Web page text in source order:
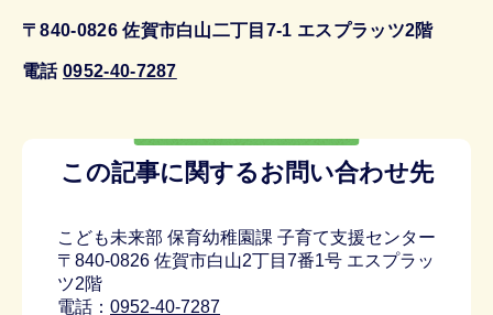
〒840-0826 佐賀市白山二丁目7-1 エスプラッツ2階
電話 0952-40-7287
この記事に関するお問い合わせ先
こども未来部 保育幼稚園課 子育て支援センター
〒840-0826 佐賀市白山2丁目7番1号 エスプラッ
ツ2階
電話： 0952-40-7287